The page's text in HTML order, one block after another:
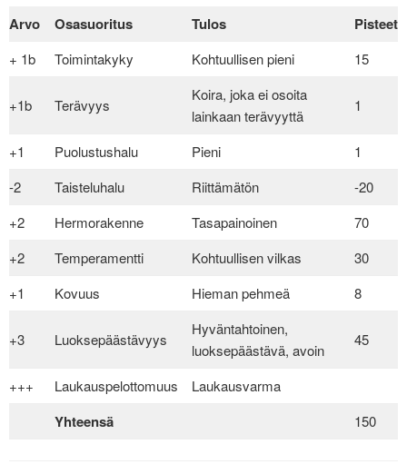
Arvo Osasuoritus Tulos Pisteet
+ 1b Toimintakyky Kohtuullisen pieni 15
+1b Terävyys
Koira, joka ei osoita
lainkaan terävyyttä
1
+1 Puolustushalu Pieni
1
-2
Taisteluhalu Riittämätön
-20
+2
Hermorakenne Tasapainoinen
70
+2
Temperamentti Kohtuullisen vilkas
30
+1
Kovuus Hieman pehmeä 8
+3 Luoksepäästävyys
Hyväntahtoinen,
luoksepäästävä, avoin
45
+++ Laukauspelottomuus Laukausvarma
Yhteensä 150